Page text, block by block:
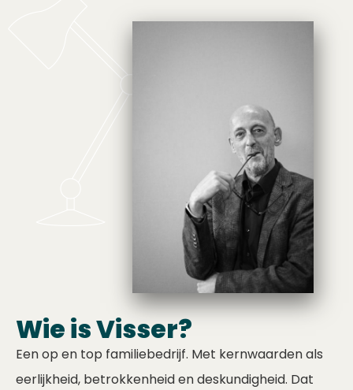
Wie is Visser?
Een op en top familiebedrijf. Met kernwaarden als
eerlijkheid, betrokkenheid en deskundigheid. Dat